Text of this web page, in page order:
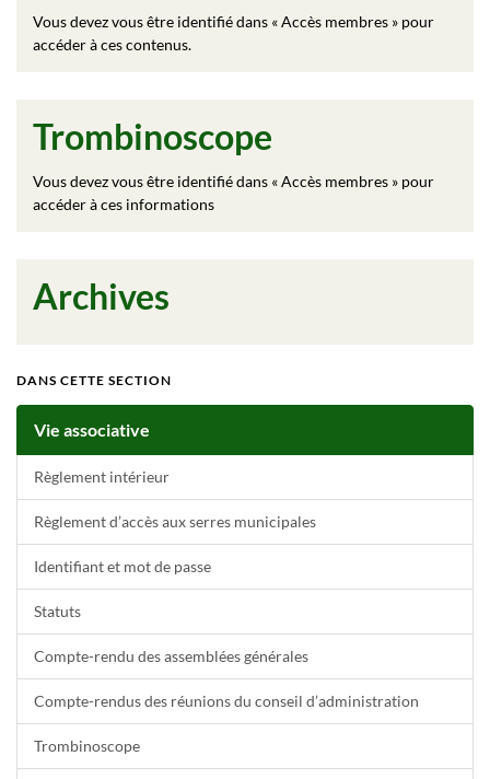
Vous devez vous être identifié dans « Accès membres » pour
accéder à ces contenus.
Trombinoscope
Vous devez vous être identifié dans « Accès membres » pour
accéder à ces informations
Archives
DANS CETTE SECTION
Vie associative
Règlement intérieur
Règlement d’accès aux serres municipales
Identifiant et mot de passe
Statuts
Compte-rendu des assemblées générales
Compte-rendus des réunions du conseil d’administration
Trombinoscope